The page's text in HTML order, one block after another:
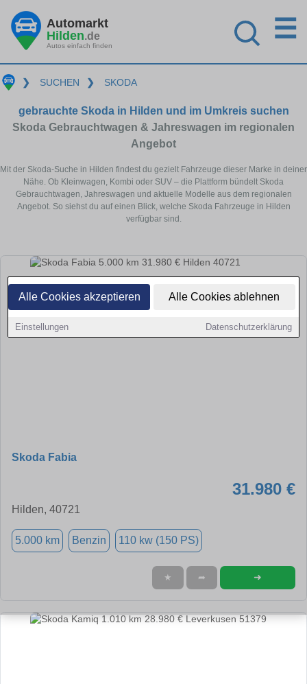
Alle Cookies akzeptieren Alle Cookies ablehnen
Einstellungen Datenschutzerklärung
Automarkt
Hilden.de
Autos einfach finden
☰
❯ SUCHEN ❯ SKODA
gebrauchte Skoda in Hilden und im Umkreis suchen
Skoda Gebrauchtwagen & Jahreswagen im regionalen
Angebot
Mit der Skoda-Suche in Hilden findest du gezielt Fahrzeuge dieser Marke in deiner
Nähe. Ob Kleinwagen, Kombi oder SUV – die Plattform bündelt Skoda
Gebrauchtwagen, Jahreswagen und aktuelle Modelle aus dem regionalen
Angebot. So siehst du auf einen Blick, welche Skoda Fahrzeuge in Hilden
verfügbar sind.
Skoda Fabia
31.980 €
Hilden, 40721
5.000 km Benzin 110 kw (150 PS)
★ ➦ ➜